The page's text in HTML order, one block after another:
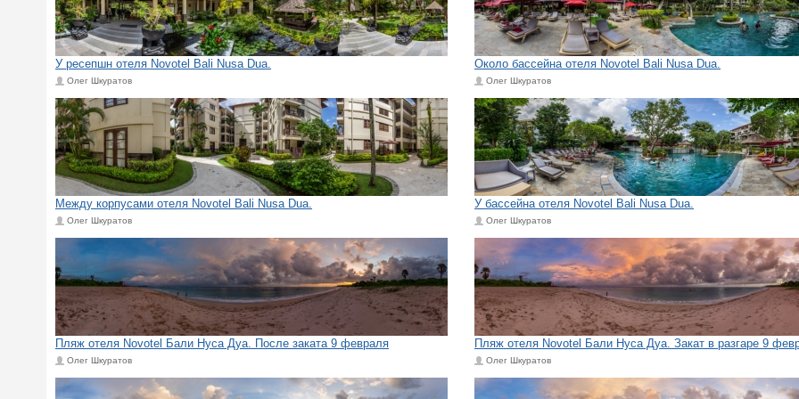
У ресепшн отеля Novotel Bali Nusa Dua.
Олег Шкуратов
Около бассейна отеля Novotel Bali Nusa Dua.
Олег Шкуратов
Между корпусами отеля Novotel Bali Nusa Dua.
Олег Шкуратов
У бассейна отеля Novotel Bali Nusa Dua.
Олег Шкуратов
Пляж отеля Novotel Бали Нуса Дуа. После заката 9 февраля
Олег Шкуратов
Пляж отеля Novotel Бали Нуса Дуа. Закат в разгаре 9
Олег Шкуратов